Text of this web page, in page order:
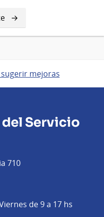
mejoras
Servicio
710
de 9 a 17 hs